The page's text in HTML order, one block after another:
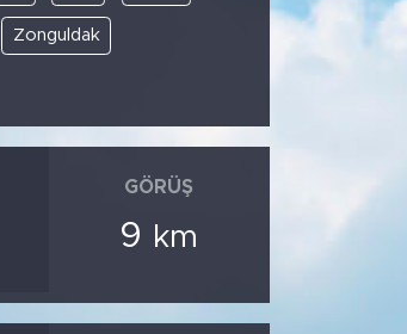
Zonguldak
GÖRÜŞ
9 km